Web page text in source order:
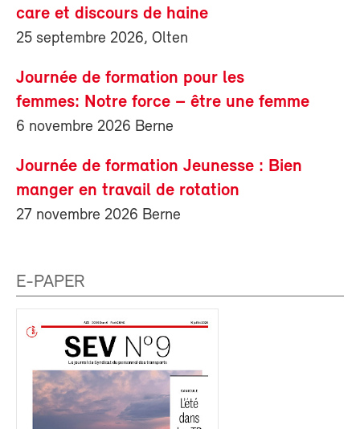
care et discours de haine
25 septembre 2026, Olten
Journée de formation pour les
femmes: Notre force – être une femme
6 novembre 2026 Berne
Journée de formation Jeunesse : Bien
manger en travail de rotation
27 novembre 2026 Berne
E-PAPER